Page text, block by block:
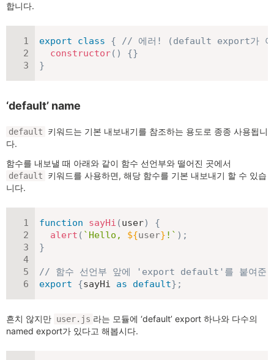
합니다.
export class {
// 에러! (default export가 아
constructor( ) {}
}
‘default’ name
default
키워드는 기본 내보내기를 참조하는 용도로 종종 사용됩니
다.
함수를 내보낼 때 아래와 같이 함수 선언부와 떨어진 곳에서
default
키워드를 사용하면, 해당 함수를 기본 내보내기 할 수 있습
니다.
function sayHi (user)
{
alert ( ` Hello, ${user} ! ` ) ;
}
// 함수 선언부 앞에 'export default'를 붙여준
export
{sayHi as default} ;
흔치 않지만 user.js 라는 모듈에 ‘default’ export 하나와 다수의
named export가 있다고 해봅시다.